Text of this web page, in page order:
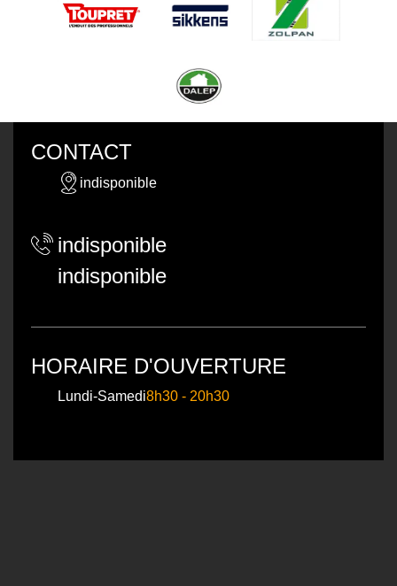
CONTACT
indisponible
indisponible
indisponible
HORAIRE D'OUVERTURE
Lundi-Samedi8h30 - 20h30